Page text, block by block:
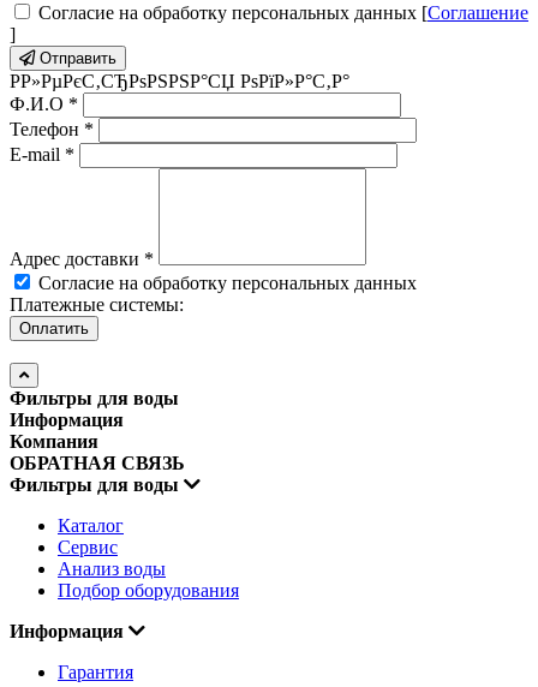
Согласие на обработку персональных данных [Соглашение
]
Отправить
Р­Р»РµРєС‚СЂРѕРЅРЅР°СЏ РѕРїР»Р°С‚Р°
Ф.И.О *
Телефон *
E-mail *
Адрес доставки *
Согласие на обработку персональных данных
Платежные системы:
Фильтры для воды
Информация
Компания
ОБРАТНАЯ СВЯЗЬ
Фильтры для воды
Каталог
Сервис
Анализ воды
Подбор оборудования
Информация
Гарантия